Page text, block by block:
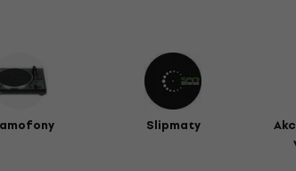
Slipmaty